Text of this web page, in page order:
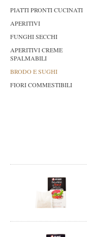
PIATTI PRONTI CUCINATI
APERITIVI
FUNGHI SECCHI
APERITIVI CREME
SPALMABILI
BRODO E SUGHI
FIORI COMMESTIBILI